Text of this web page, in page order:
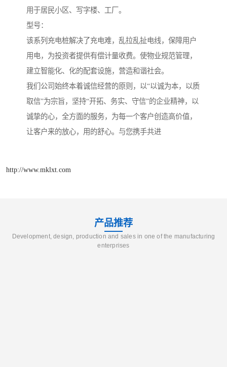
用于居民小区、写字楼、工厂。
型号：
该系列充电桩解决了充电难，乱拉乱扯电线，保障用户
用电，为投资者提供有偿计量收费。使物业规范管理，
建立智能化、化的配套设施，营造和谐社会。
我们公司始终本着诚信经营的原则，以“以诚为本，以质
取信”为宗旨，坚持“开拓、务实、守信”的企业精神，以
诚挚的心，全方面的服务，为每一个客户创造高价值，
让客户来的放心，用的舒心。与您携手共进
http://www.mklxt.com
产品推荐
Development, design, production and sales in one of the manufacturing
enterprises